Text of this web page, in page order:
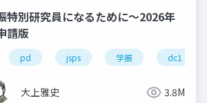
特別研究員になるために～2026年
請版
pd jsps 学振 dc1
大上雅史 3.8M